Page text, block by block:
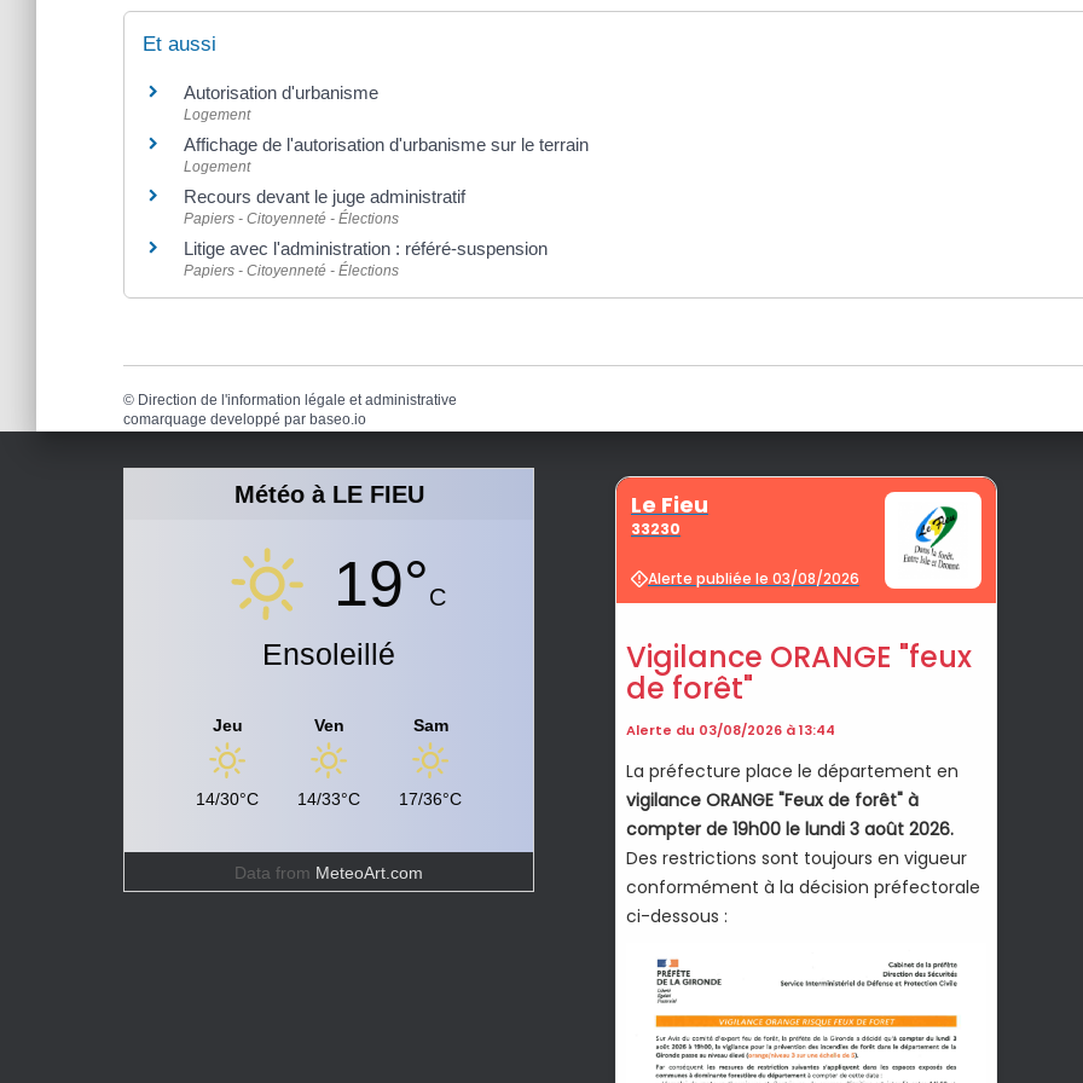
Et aussi
Autorisation d'urbanisme
Logement
Affichage de l'autorisation d'urbanisme sur le terrain
Logement
Recours devant le juge administratif
Papiers - Citoyenneté - Élections
Litige avec l'administration : référé-suspension
Papiers - Citoyenneté - Élections
© Direction de l'information légale et administrative
comarquage developpé par baseo.io
Météo à LE FIEU
19°C
Ensoleillé
Jeu
14/30°C
Ven
14/33°C
Sam
17/36°C
Data from MeteoArt.com